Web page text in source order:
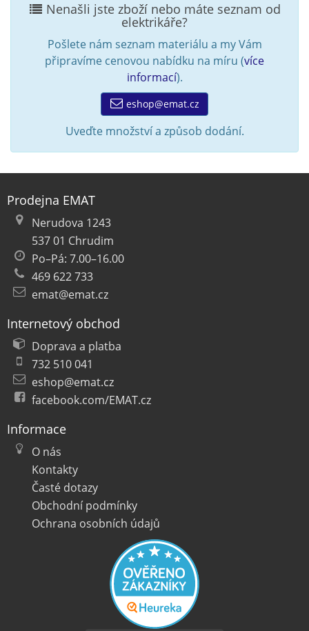
Nenašli jste zboží nebo máte seznam od
elektrikáře?
Pošlete nám seznam materiálu a my Vám
připravíme cenovou nabídku na míru (více
informací).
eshop@emat.cz
Uveďte množství a způsob dodání.
Prodejna EMAT
Nerudova 1243
537 01 Chrudim
Po–Pá: 7.00–16.00
469 622 733
emat@emat.cz
Internetový obchod
Doprava a platba
732 510 041
eshop@emat.cz
facebook.com/EMAT.cz
Informace
O nás
Kontakty
Časté dotazy
Obchodní podmínky
Ochrana osobních údajů